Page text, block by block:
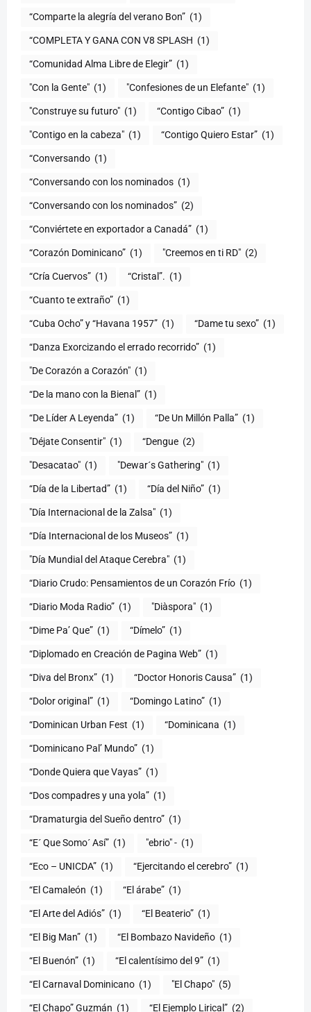
“Comparte la alegría del verano Bon” (1)
“COMPLETA Y GANA CON V8 SPLASH (1)
“Comunidad Alma Libre de Elegir” (1)
"Con la Gente" (1) "Confesiones de un Elefante" (1)
"Construye su futuro" (1) “Contigo Cibao” (1)
"Contigo en la cabeza" (1) “Contigo Quiero Estar” (1)
“Conversando (1)
“Conversando con los nominados (1)
“Conversando con los nominados” (2)
“Conviértete en exportador a Canadá” (1)
“Corazón Dominicano” (1) "Creemos en ti RD" (2)
“Cría Cuervos” (1) “Cristal”. (1)
“Cuanto te extraño” (1)
“Cuba Ocho” y “Havana 1957” (1) “Dame tu sexo” (1)
“Danza Exorcizando el errado recorrido” (1)
"De Corazón a Corazón" (1)
(1)
“De Líder A Leyenda” (1) “De Un Millón Palla” (1)
"Déjate Consentir" (1) “Dengue (2)
"Desacatao" (1) "Dewar´s Gathering" (1)
(1) “Día del Niño” (1)
"Día Internacional de la Zalsa" (1)
“Día Internacional de los Museos” (1)
"Día Mundial del Ataque Cerebra" (1)
“Diario Crudo: Pensamientos de un Corazón Frío (1)
“Diario Moda Radio” (1) (1)
“Dime Pa’ Que” (1) “Dímelo” (1)
“Diplomado en Creación de Pagina Web” (1)
“Diva del Bronx” (1) “Doctor Honoris Causa” (1)
“Dolor original” (1) “Domingo Latino” (1)
“Dominican Urban Fest (1) “Dominicana (1)
“Dominicano Pal’ Mundo” (1)
“Donde Quiera que Vayas” (1)
“Dos compadres y una yola” (1)
“Dramaturgia del Sueño dentro” (1)
“E´ Que Somo´ Así” (1) "ebrio" - (1)
“Eco – UNICDA” (1) “Ejercitando el cerebro” (1)
“El Camaleón (1) “El árabe” (1)
“El Arte del Adiós” (1) “El Beaterio” (1)
“El Big Man” (1) “El Bombazo Navideño (1)
“El Buenón” (1) “El calentísimo del 9” (1)
“El Carnaval Dominicano (1) "El Chapo" (5)
“El Chapo” Guzmán (1) “El Ejemplo Lirical” (2)